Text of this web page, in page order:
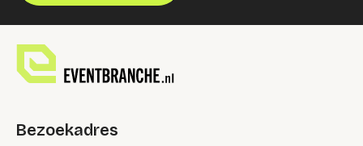
Bezoekadres